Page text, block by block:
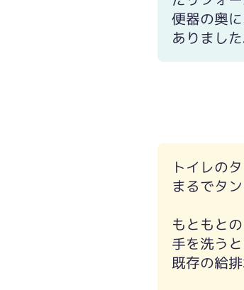
便器の奥
ありました
トイレの
まるでタ
もともと
手を洗う
既存の給